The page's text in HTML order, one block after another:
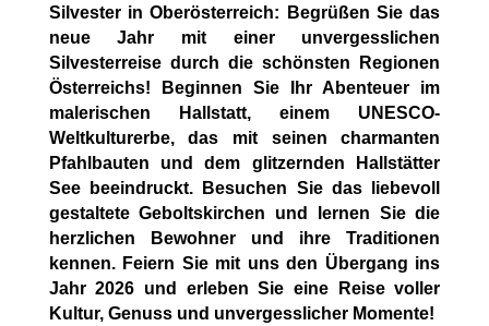
Silvester in Oberösterreich: Begrüßen Sie das
neue Jahr mit einer unvergesslichen
Silvesterreise durch die schönsten Regionen
Österreichs! Beginnen Sie Ihr Abenteuer im
malerischen Hallstatt, einem UNESCO-
Weltkulturerbe, das mit seinen charmanten
Pfahlbauten und dem glitzernden Hallstätter
See beeindruckt. Besuchen Sie das liebevoll
gestaltete Geboltskirchen und lernen Sie die
herzlichen Bewohner und ihre Traditionen
kennen. Feiern Sie mit uns den Übergang ins
Jahr 2026 und erleben Sie eine Reise voller
Kultur, Genuss und unvergesslicher Momente!